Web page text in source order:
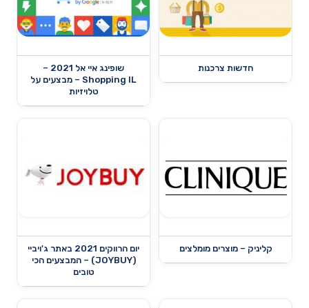
חדשות צרכנות
שופינג איי אל 2021 –
Shopping IL – מבצעים על
טלויזיות
קליניק – מוצרים מומלצים
יום הרווקים 2021 באתר ג'ויביי
(JOYBUY) – המבצעים הכי
טובים